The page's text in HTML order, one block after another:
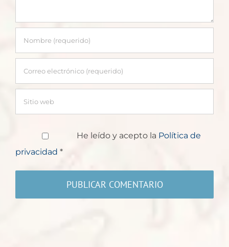
He leído y acepto la Política de
privacidad *